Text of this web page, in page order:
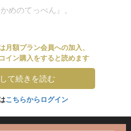
めのてっぺん』。
月額プラン会員への加入、
イン購入をすると読めます
て続きを読む
こちらからログイン